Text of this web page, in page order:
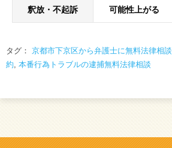
釈放・不起訴 可能性上がる
タグ： 京都市下京区から弁護士に無料法律相談
約, 本番行為トラブルの逮捕無料法律相談